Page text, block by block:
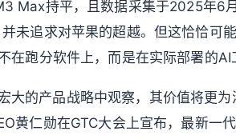
Max持平，且数据采集于2025年6
未追求对苹果的超越。但这恰恰可
在跑分软件上，而是在实际部署的AI
大的产品战略中观察，其价值将更
黄仁勋在GTC大会上宣布，最新一